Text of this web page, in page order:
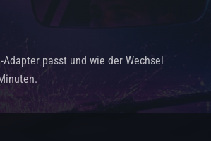
passt und wie der Wechsel